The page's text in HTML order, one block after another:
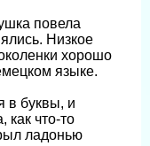
повела
Низкое
хорошо
языке.
в буквы, и
как что-то
ладонью